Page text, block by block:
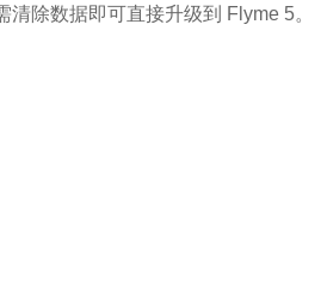
清除数据即可直接升级到 Flyme 5。